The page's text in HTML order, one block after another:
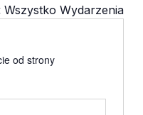
Wszystko Wydarzenia
od strony